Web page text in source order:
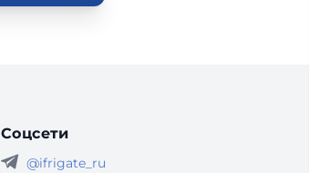
Соцсети
@ifrigate_ru